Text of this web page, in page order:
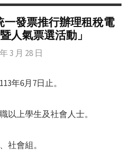
一發票推行辦理租稅電
人氣票選活動」
3 月 28 日
年6月7日止。
以上學生及社會人士。
社會組。